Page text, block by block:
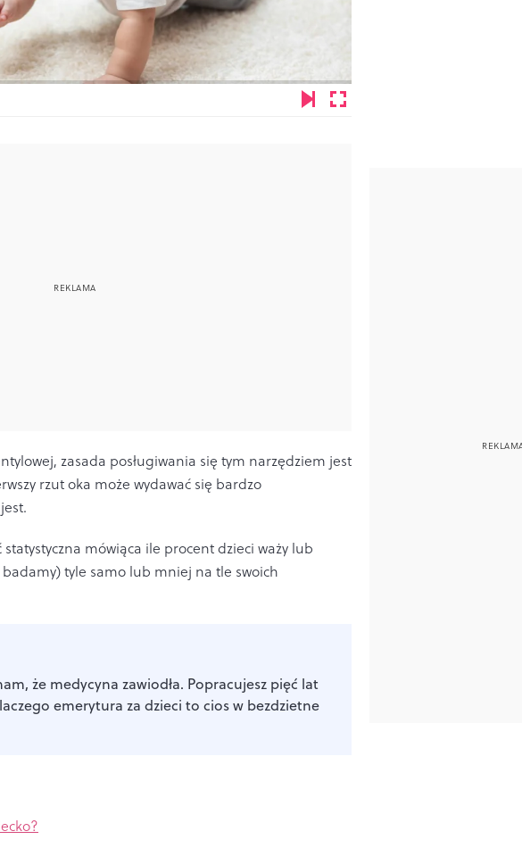
zasada posługiwania się tym narzędziem jest
rzut oka może wydawać się bardzo
mówiąca ile procent dzieci waży lub
tyle samo lub mniej na tle swoich
że medycyna zawiodła. Popracujesz pięć lat
emerytura za dzieci to cios w bezdzietne